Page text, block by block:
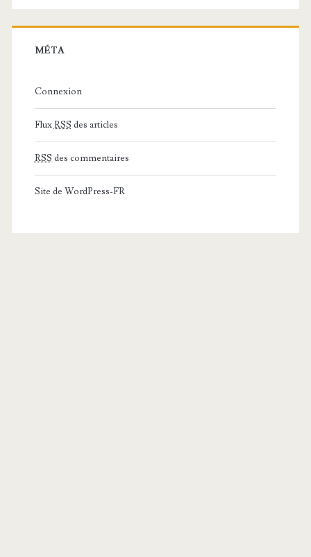
MÉTA
Connexion
FluxRSS des articles
RSS des commentaires
Site de WordPress-FR